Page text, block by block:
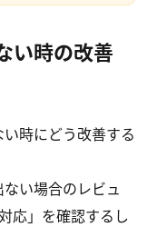
い時の改善
い時にどう改善する
い場合のレビュ
応」を確認するし